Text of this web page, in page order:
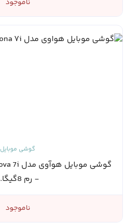
ناموجود
گوشی موبایل
- رم 8گیگا...
ناموجود